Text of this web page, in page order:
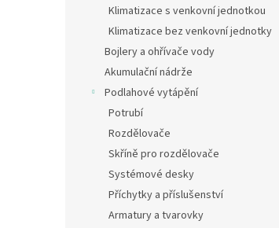
Klimatizace s venkovní jednotkou
Klimatizace bez venkovní jednotky
Bojlery a ohřívače vody
Akumulační nádrže
Podlahové vytápění
Potrubí
Rozdělovače
Skříně pro rozdělovače
Systémové desky
Příchytky a příslušenství
Armatury a tvarovky